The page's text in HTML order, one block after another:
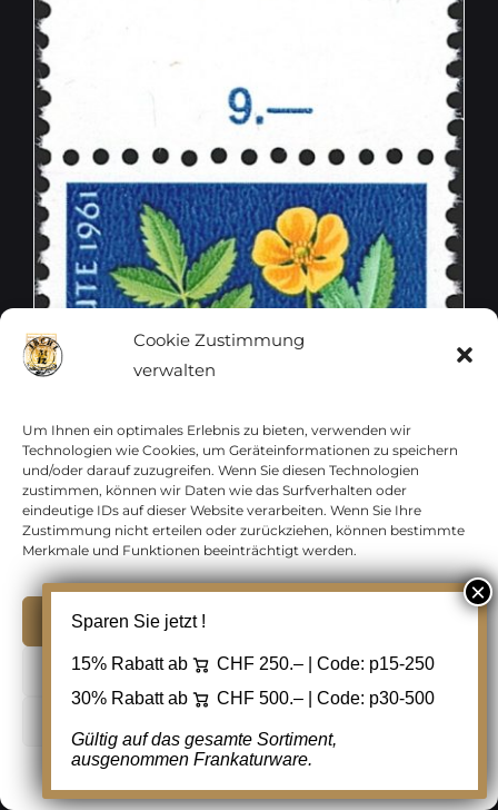
Cookie Zustimmung
verwalten
Um Ihnen ein optimales Erlebnis zu bieten, verwenden wir
Technologien wie Cookies, um Geräteinformationen zu speichern
und/oder darauf zuzugreifen. Wenn Sie diesen Technologien
zustimmen, können wir Daten wie das Surfverhalten oder
eindeutige IDs auf dieser Website verarbeiten. Wenn Sie Ihre
Zustimmung nicht erteilen oder zurückziehen, können bestimmte
Merkmale und Funktionen beeinträchtigt werden.
Ablehnen
Schweiz, Abarten, Pro Juventute,
mittleren Blume
CHF5.00
Sparen Sie jetzt !
15% Rabatt ab CHF 250.– | Code: p15-250
30% Rabatt ab
CHF 500.– | Code: p30-500
Gültig auf das gesamte Sortiment,
ausgenommen Frankaturware.